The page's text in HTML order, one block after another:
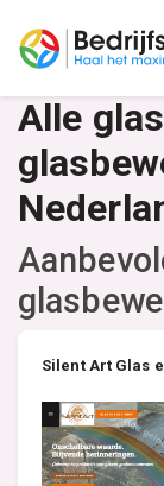
Alle
Silent Art Glas